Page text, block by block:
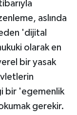
aslında
'dijital
olarak en
bir yasak
bir 'egemenlik
gerekir.